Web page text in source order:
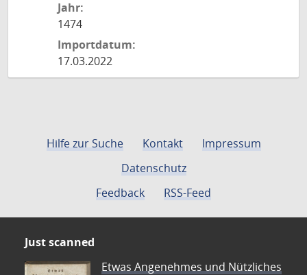
Jahr:
1474
Importdatum:
17.03.2022
Hilfe zur Suche Kontakt
Impressum
Datenschutz
Feedback
RSS-Feed
Just scanned
Etwas Angenehmes und Nützliches